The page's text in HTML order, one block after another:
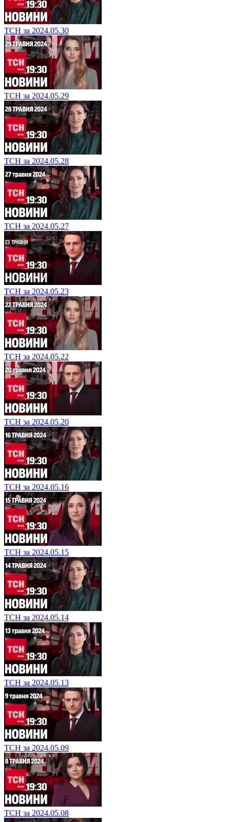
ТСН за 2024.05.30
ТСН за 2024.05.29
ТСН за 2024.05.28
ТСН за 2024.05.27
ТСН за 2024.05.23
ТСН за 2024.05.22
ТСН за 2024.05.20
ТСН за 2024.05.16
ТСН за 2024.05.15
ТСН за 2024.05.14
ТСН за 2024.05.13
ТСН за 2024.05.09
ТСН за 2024.05.08